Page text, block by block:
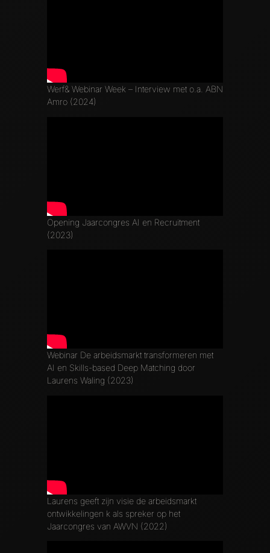
Werf& Webinar Week – Interview met o.a. ABN
Amro (2024)
Opening Jaarcongres AI en Recruitment
(2023)
Webinar De arbeidsmarkt transformeren met
AI en Skills-based Deep Matching door
Laurens Waling (2023)
Laurens geeft zijn visie de arbeidsmarkt
ontwikkelingen k als spreker op het
Jaarcongres van AWVN (2022)